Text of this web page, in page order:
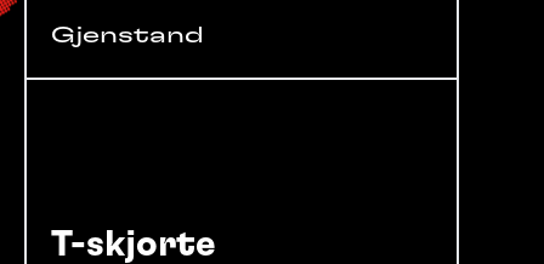
Gjenstand
T-skjorte